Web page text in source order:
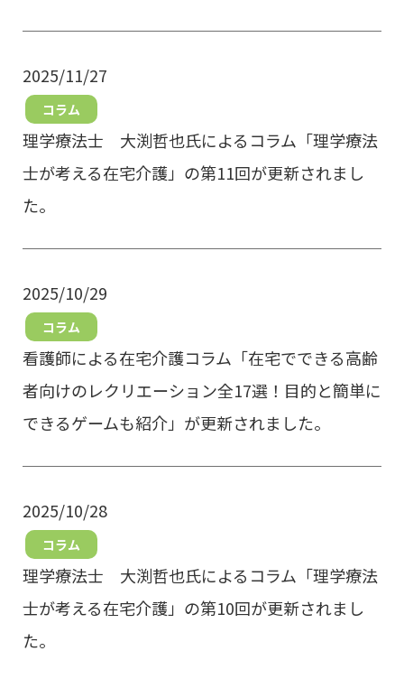
2025/11/27
コラム
理学療法士 大渕哲也氏によるコラム「理学療法
士が考える在宅介護」の第11回が更新されまし
た。
2025/10/29
コラム
看護師による在宅介護コラム「在宅でできる高齢
者向けのレクリエーション全17選！目的と簡単に
できるゲームも紹介」が更新されました。
2025/10/28
コラム
理学療法士 大渕哲也氏によるコラム「理学療法
士が考える在宅介護」の第10回が更新されまし
た。